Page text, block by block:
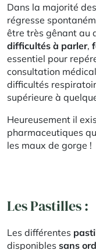
Dans la majorité
régresse
être très gênant au
difficultés à parler,
essentiel pour
consultation
difficultés
supérieure à
Heureusement il
pharmaceutiques
les maux de gorge !
Les Pastilles :
Les différentes
disponibles sans